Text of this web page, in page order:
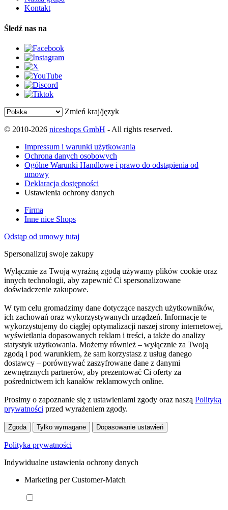
Kontakt
Śledź nas na
Zmień kraj/język
© 2010-2026 niceshops GmbH - All rights reserved.
Impressum i warunki użytkowania
Ochrona danych osobowych
Ogólne Warunki Handlowe i prawo do odstąpienia od
umowy
Deklaracja dostępności
Ustawienia ochrony danych
Firma
Inne nice Shops
Odstąp od umowy tutaj
Spersonalizuj swoje zakupy
Wyłącznie za Twoją wyraźną zgodą używamy plików cookie oraz
innych technologii, aby zapewnić Ci spersonalizowane
doświadczenie zakupowe.
W tym celu gromadzimy dane dotyczące naszych użytkowników,
ich zachowań oraz wykorzystywanych urządzeń. Informacje te
wykorzystujemy do ciągłej optymalizacji naszej strony internetowej,
wyświetlania dopasowanych reklam i treści, a także do analizy
statystyk użytkowania. Możemy również – wyłącznie za Twoją
zgodą i pod warunkiem, że sam korzystasz z usług danego
dostawcy – porównywać zaszyfrowane dane z danymi
zewnętrznych partnerów, aby prezentować Ci oferty za
pośrednictwem ich kanałów reklamowych online.
Prosimy o zapoznanie się z ustawieniami zgody oraz naszą Polityką
prywatności przed wyrażeniem zgody.
Zgoda Tylko wymagane Dopasowanie ustawień
Polityka prywatności
Indywidualne ustawienia ochrony danych
Marketing per Customer-Match